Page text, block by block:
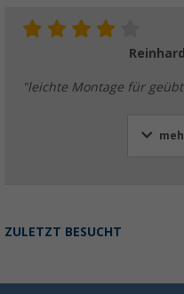
"leichte Montage für
ZULETZT BESUCHT